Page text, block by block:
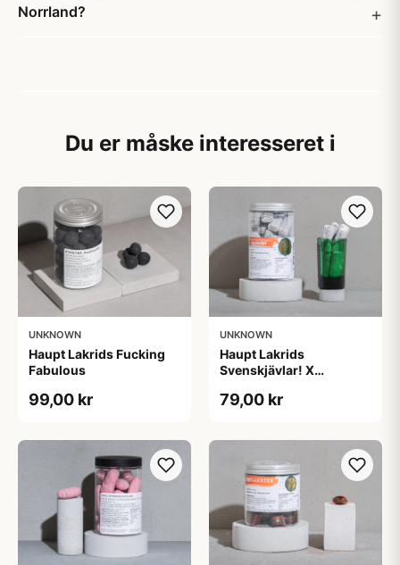
Norrland?
Du er måske interesseret i
UNKNOWN
Haupt Lakrids Fucking
Fabulous
99,00 kr
UNKNOWN
Haupt Lakrids
Svenskjävlar! X
79,00 kr